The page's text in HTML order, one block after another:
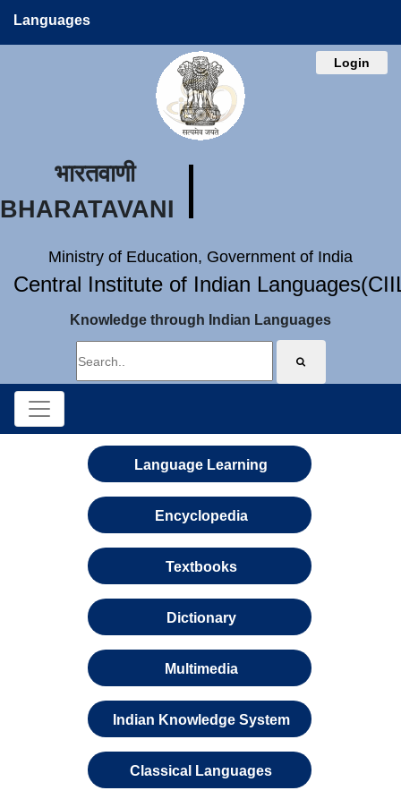
Languages
Login
भारतवाणी
BHARATAVANI
Ministry of Education, Government of India
Central Institute of Indian
Knowledge through Indian Languages
Language Learning
Encyclopedia
Textbooks
Dictionary
Multimedia
Indian Knowledge System
Classical Languages